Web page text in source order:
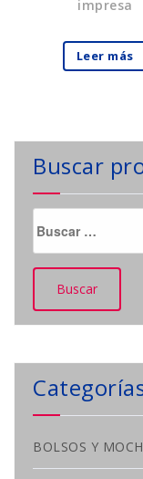
impresa
Leer más
Buscar
BOLSOS Y